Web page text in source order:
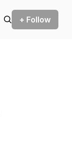
+ Follow